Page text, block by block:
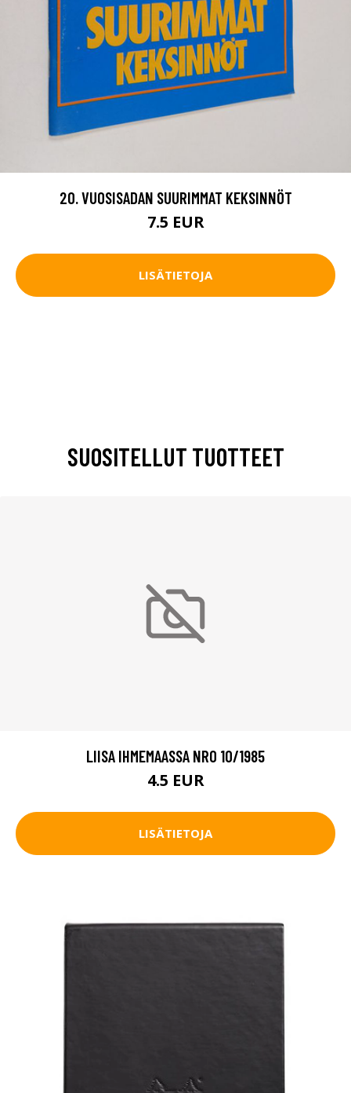
20. VUOSISADAN SUURIMMAT KEKSINNÖT
7.5 EUR
LISÄTIETOJA
SUOSITELLUT TUOTTEET
LIISA IHMEMAASSA NRO 10/1985
4.5 EUR
LISÄTIETOJA